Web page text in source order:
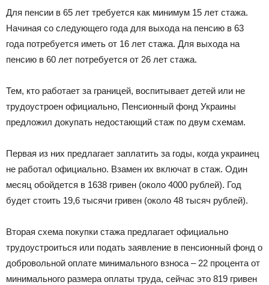
Для пенсии в 65 лет требуется как минимум 15 лет стажа.
Начиная со следующего года для выхода на пенсию в 63
года потребуется иметь от 16 лет стажа. Для выхода на
пенсию в 60 лет потребуется от 26 лет стажа.
Тем, кто работает за границей, воспитывает детей или не
трудоустроен официально, Пенсионный фонд Украины
предложил докупать недостающий стаж по двум схемам.
Первая из них предлагает заплатить за годы, когда украинец
не работал официально. Взамен их включат в стаж. Один
месяц обойдется в 1638 гривен (около 4000 рублей). Год
будет стоить 19,6 тысячи гривен (около 48 тысяч рублей).
Вторая схема покупки стажа предлагает официально
трудоустроиться или подать заявление в пенсионный фонд о
добровольной оплате минимального взноса – 22 процента от
минимального размера оплаты труда, сейчас это 819 гривен